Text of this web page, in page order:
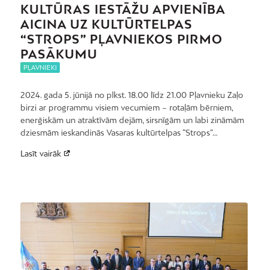
KULTŪRAS IESTĀŽU APVIENĪBA
AICINA UZ KULTŪRTELPAS
“STROPS” PĻAVNIEKOS PIRMO
PASĀKUMU
PĻAVNIEKI
2024. gada 5. jūnijā no plkst. 18.00 līdz 21.00 Pļavnieku Zaļo
birzi ar programmu visiem vecumiem – rotaļām bērniem,
enerģiskām un atraktīvām dejām, sirsnīgām un labi zināmām
dziesmām ieskandinās Vasaras kultūrtelpas “Strops”…
Lasīt vairāk